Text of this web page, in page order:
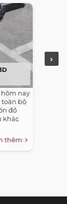
hôm nay
toàn bộ
đồ
khác
thêm